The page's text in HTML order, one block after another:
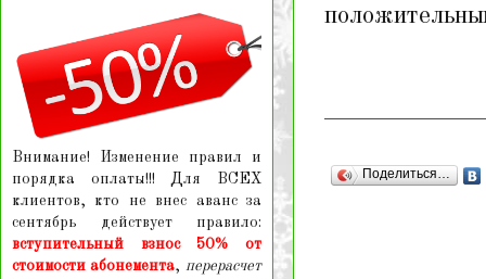
Поделиться…
Внимание! Изменение правил и
порядка оплаты!!! Для ВСЕХ
клиентов, кто не внес аванс за
сентябрь действует правило:
вступительный взнос 50% от
стоимости абонемента, перерасчет